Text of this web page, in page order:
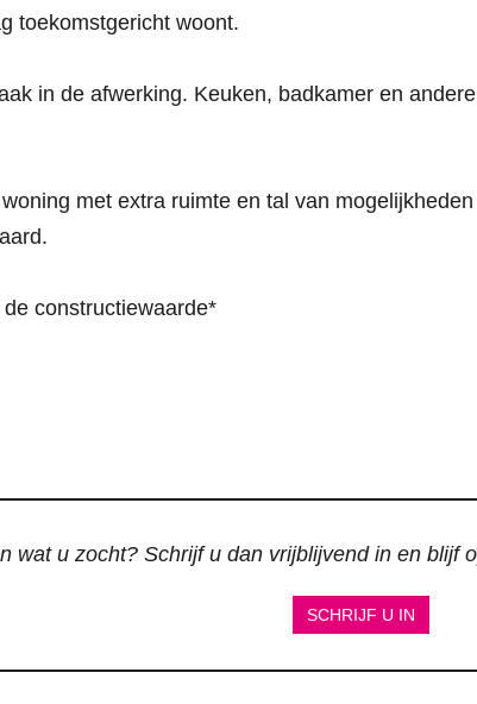
toekomstgericht woont.
in de afwerking. Keuken, badkamer en
met extra ruimte en tal van
constructiewaarde*
wat u zocht? Schrijf u dan vrijblijvend in en blijf
SCHRIJF U IN